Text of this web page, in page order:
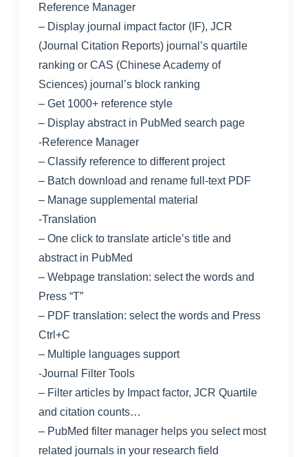
Reference Manager
– Display journal impact factor (IF), JCR
(Journal Citation Reports) journal’s quartile
ranking or CAS (Chinese Academy of
Sciences) journal’s block ranking
– Get 1000+ reference style
– Display abstract in PubMed search page
-Reference Manager
– Classify reference to different project
– Batch download and rename full-text PDF
– Manage supplemental material
-Translation
– One click to translate article’s title and
abstract in PubMed
– Webpage translation: select the words and
Press “T”
– PDF translation: select the words and Press
Ctrl+C
– Multiple languages support
-Journal Filter Tools
– Filter articles by Impact factor, JCR Quartile
and citation counts…
– PubMed filter manager helps you select most
related journals in your research field